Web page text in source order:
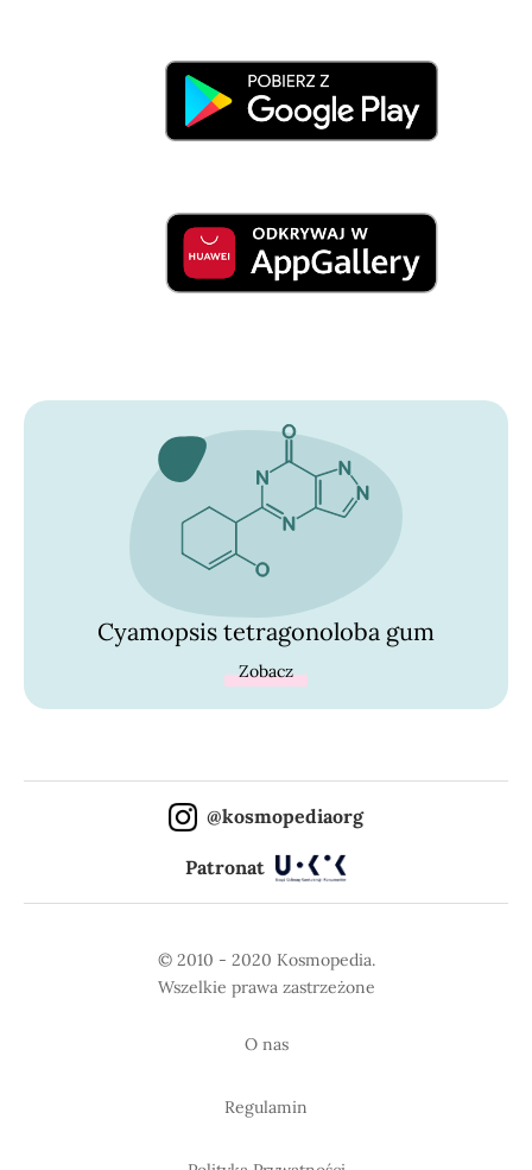
Cyamopsis tetragonoloba gum
Zobacz
@kosmopediaorg
Patronat
© 2010 - 2020 Kosmopedia.
Wszelkie prawa zastrzeżone
O nas
Regulamin